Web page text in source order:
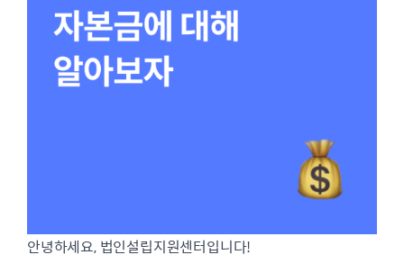
안녕하세요, 법인설립지원센터입니다!